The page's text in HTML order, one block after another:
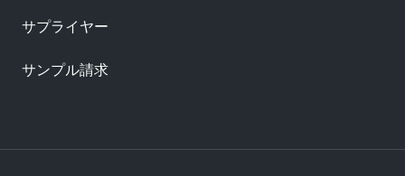
サプライヤー
サンプル請求